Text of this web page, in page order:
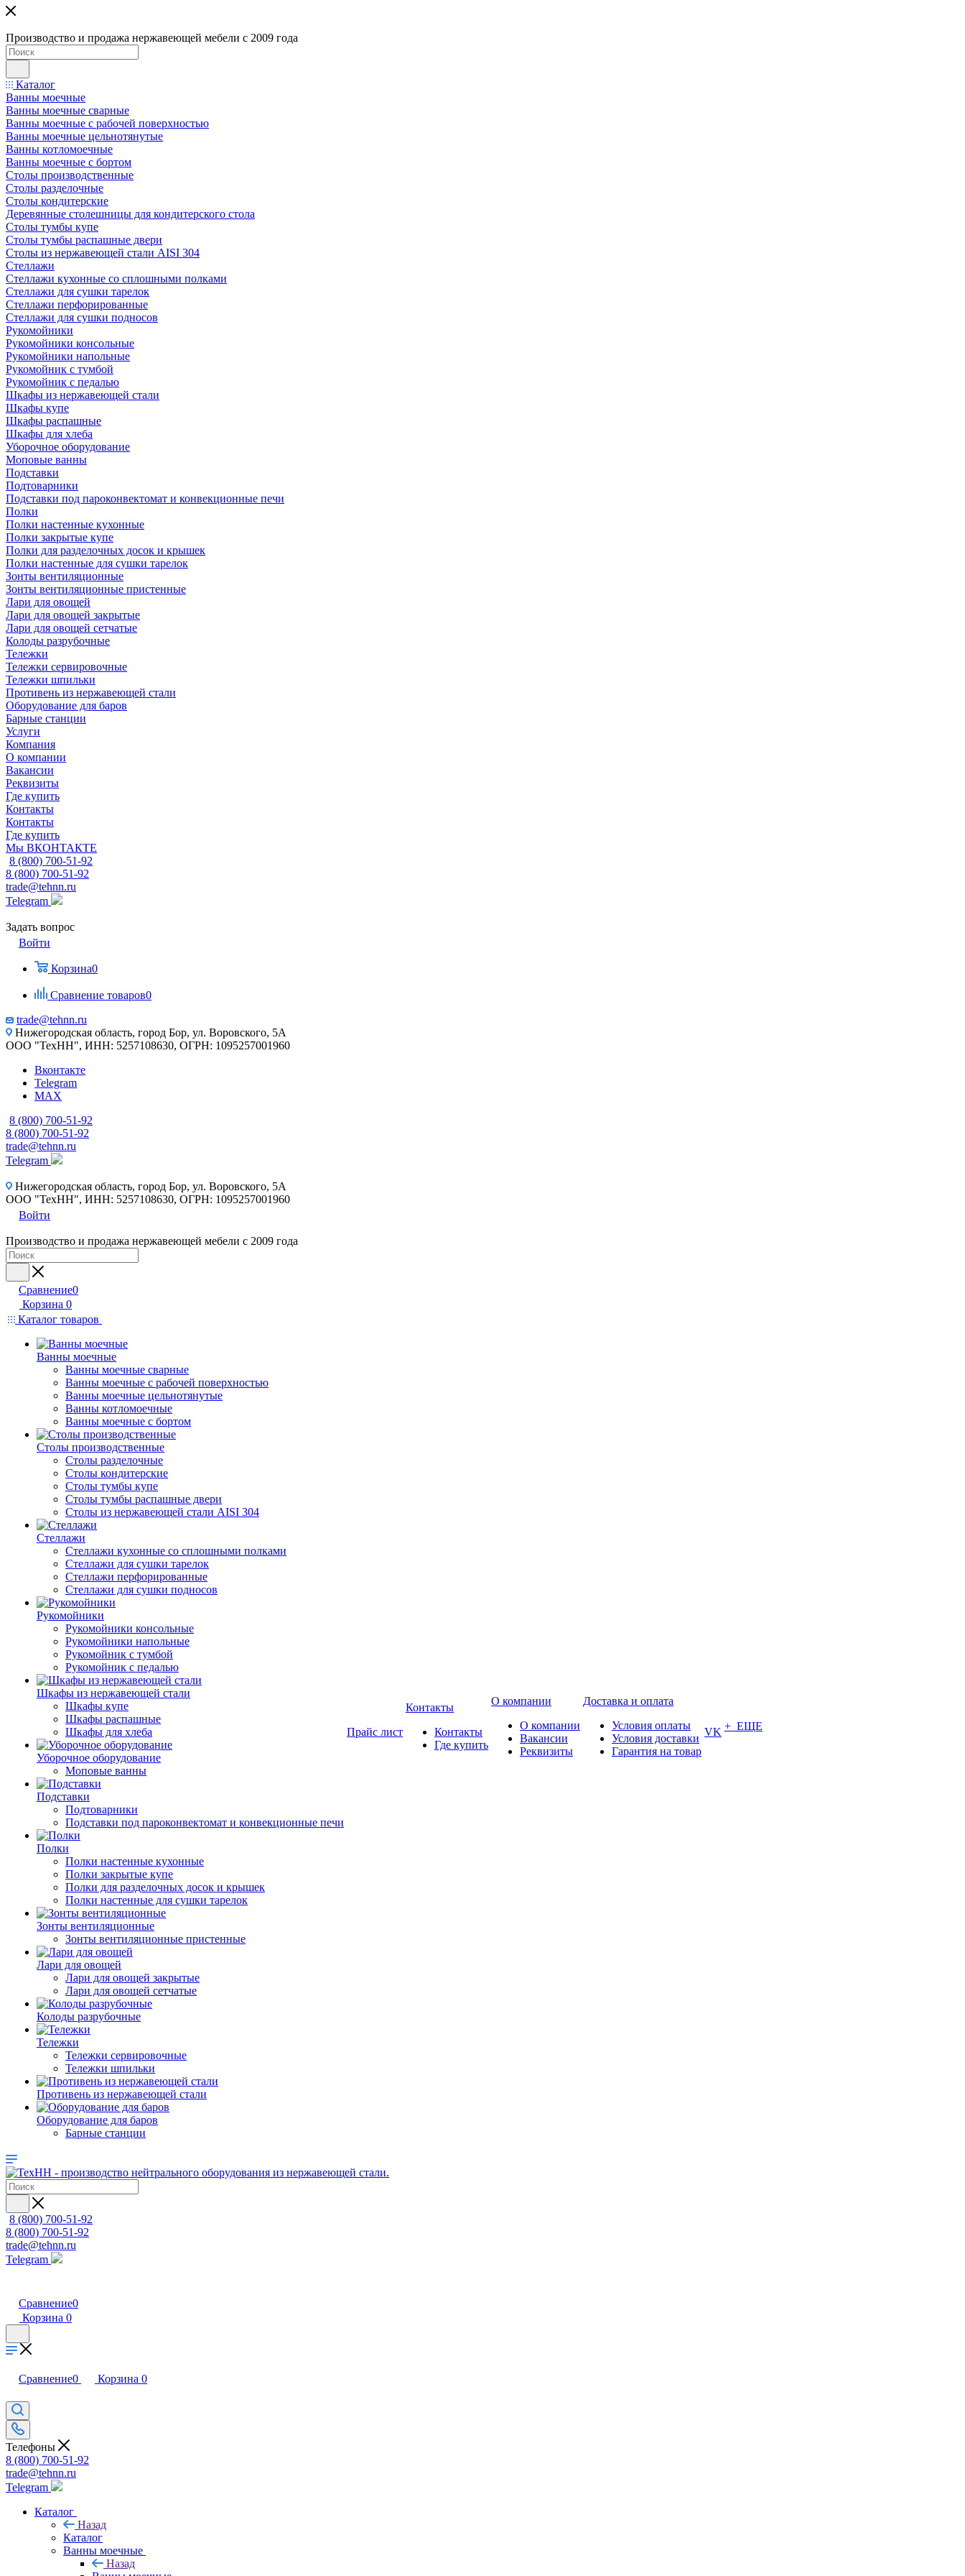
Производство и продажа нержавеющей мебели с 2009 года
Каталог
Ванны моечные
Ванны моечные сварные
Ванны моечные с рабочей поверхностью
Ванны моечные цельнотянутые
Ванны котломоечные
Ванны моечные с бортом
Столы производственные
Столы разделочные
Столы кондитерские
Деревянные столешницы для кондитерского стола
Столы тумбы купе
Столы тумбы распашные двери
Столы из нержавеющей стали AISI 304
Стеллажи
Стеллажи кухонные со сплошными полками
Стеллажи для сушки тарелок
Стеллажи перфорированные
Стеллажи для сушки подносов
Рукомойники
Рукомойники консольные
Рукомойники напольные
Рукомойник с тумбой
Рукомойник с педалью
Шкафы из нержавеющей стали
Шкафы купе
Шкафы распашные
Шкафы для хлеба
Уборочное оборудование
Моповые ванны
Подставки
Подтоварники
Подставки под пароконвектомат и конвекционные печи
Полки
Полки настенные кухонные
Полки закрытые купе
Полки для разделочных досок и крышек
Полки настенные для сушки тарелок
Зонты вентиляционные
Зонты вентиляционные пристенные
Лари для овощей
Лари для овощей закрытые
Лари для овощей сетчатые
Колоды разрубочные
Тележки
Тележки сервировочные
Тележки шпильки
Противень из нержавеющей стали
Оборудование для баров
Барные станции
Услуги
Компания
О компании
Вакансии
Реквизиты
Где купить
Контакты
Контакты
Где купить
Мы ВКОНТАКТЕ
8 (800) 700-51-92
8 (800) 700-51-92
trade@tehnn.ru
Telegram
Задать вопрос
Войти
Корзина0
Сравнение товаров0
trade@tehnn.ru
Нижегородская область, город Бор, ул. Воровского, 5А
ООО "ТехНН", ИНН: 5257108630, ОГРН: 1095257001960
Вконтакте
Telegram
MAX
8 (800) 700-51-92
8 (800) 700-51-92
trade@tehnn.ru
Telegram
Нижегородская область, город Бор, ул. Воровского, 5А
ООО "ТехНН", ИНН: 5257108630, ОГРН: 1095257001960
Войти
Производство и продажа нержавеющей мебели с 2009 года
Сравнение0
Корзина 0
Каталог товаров
Ванны моечные
Ванны моечные сварные
Ванны моечные с рабочей поверхностью
Ванны моечные цельнотянутые
Ванны котломоечные
Ванны моечные с бортом
Столы производственные
Столы разделочные
Столы кондитерские
Столы тумбы купе
Столы тумбы распашные двери
Столы из нержавеющей стали AISI 304
Стеллажи
Стеллажи кухонные со сплошными полками
Стеллажи для сушки тарелок
Стеллажи перфорированные
Стеллажи для сушки подносов
Рукомойники
Рукомойники консольные
Рукомойники напольные
Рукомойник с тумбой
Рукомойник с педалью
Шкафы из нержавеющей стали
Шкафы купе
Шкафы распашные
Шкафы для хлеба
Уборочное оборудование
Моповые ванны
Подставки
Подтоварники
Подставки под пароконвектомат и конвекционные печи
Полки
Полки настенные кухонные
Полки закрытые купе
Полки для разделочных досок и крышек
Полки настенные для сушки тарелок
Зонты вентиляционные
Зонты вентиляционные пристенные
Лари для овощей
Лари для овощей закрытые
Лари для овощей сетчатые
Колоды разрубочные
Тележки
Тележки сервировочные
Тележки шпильки
Противень из нержавеющей стали
Оборудование для баров
Барные станции
Прайс лист
Контакты
Контакты
Где купить
О компании
О компании
Вакансии
Реквизиты
Доставка и оплата
Условия оплаты
Условия доставки
Гарантия на товар
VK + ЕЩЕ
8 (800) 700-51-92
8 (800) 700-51-92
trade@tehnn.ru
Telegram
Сравнение0
Корзина 0
Сравнение0 Корзина 0
Телефоны
8 (800) 700-51-92
trade@tehnn.ru
Telegram
Каталог
Назад
Каталог
Ванны моечные
Назад